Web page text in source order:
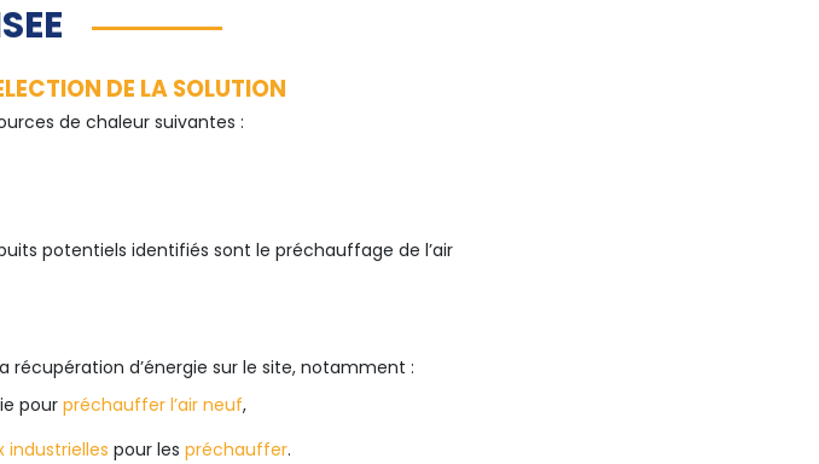
DE LA SOLUTION
de chaleur suivantes :
potentiels identifiés sont le préchauffage de l’air
récupération d’énergie sur le site, notamment :
pour préchauffer l’air neuf,
industrielles pour les préchauffer.